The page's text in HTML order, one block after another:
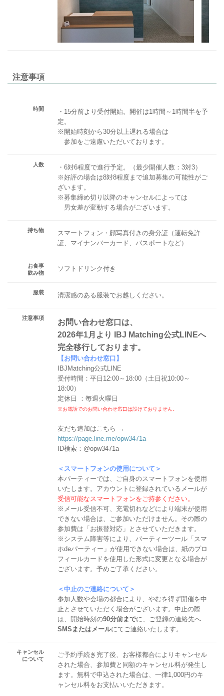
注意事項
時間
・15分前より受付開始。開催は1時間～1時間半を予
定。
※開始時刻から30分以上遅れる場合は
参加をご遠慮いただいております。
人数
・6対6程度で進行予定。（最少開催人数：3対3）
※好評の場合は8対8程度まで追加募集の可能性がご
ざいます。
※募集締め切り以降のキャンセルによっては
男女差が変動する場合がございます。
持ち物
スマートフォン・顔写真付きの身分証（運転免許
証、マイナンバーカード、パスポートなど）
お食事
飲み物
ソフトドリンク付き
服装 清潔感のある服装でお越しください。
注意事項
お問い合わせ窓口は、
2026年1月より IBJ Matching公式LINEへ
完全移行しております。
【お問い合わせ窓口】
IBJMatching公式LINE
受付時間：平日12:00～18:00（土日祝10:00～
18:00）
定休日 ：毎週火曜日
※お電話でのお問い合わせ窓口は設けておりません。
友だち追加はこちら →
https://page.line.me/opw3471a
ID検索：@opw3471a
＜スマートフォンの使用について＞
本パーティーでは、ご自身のスマートフォンを使用
いたします。アカウントに登録されているメールが
受信可能なスマートフォンをご持参ください。
※メール受信不可、充電切れなどにより端末が使用
できない場合は、ご参加いただけません。その際の
参加費は「お振替対応」とさせていただきます。
※システム障害等により、パーティーツール「スマ
ホdeパーティー」が使用できない場合は、紙のプロ
フィールカードを使用した形式に変更となる場合が
ございます。予めご了承ください。
＜中止のご連絡について＞
参加人数や会場の都合により、やむを得ず開催を中
止とさせていただく場合がございます。中止の際
は、開始時刻の90分前までに、ご登録の連絡先へ
SMSまたはメールにてご連絡いたします。
キャンセル
について
ご予約手続き完了後、お客様都合によりキャンセル
された場合、参加費と同額のキャンセル料が発生し
ます。無料で申込された場合は、一律1,000円のキ
ャンセル料をお支払いいただきます。